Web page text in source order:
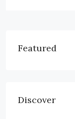
Featured
Discover